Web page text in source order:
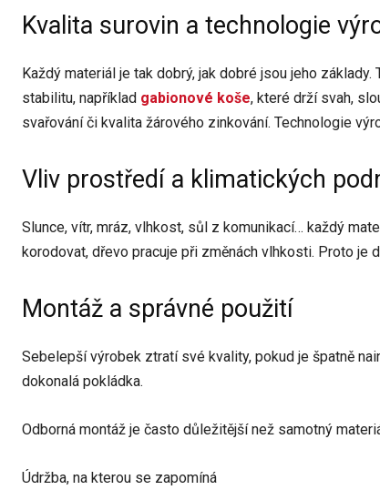
Kvalita surovin a technologie
Každý materiál je tak dobrý, jak dobré jsou jeho
stabilitu, například gabionové koše, které drží svah,
svařování či kvalita žárového zinkování. Technologie
Vliv prostředí a klimatických
Slunce, vítr, mráz, vlhkost, sůl z komunikací… každý
korodovat, dřevo pracuje při změnách vlhkosti. Proto
Montáž a správné použití
Sebelepší výrobek ztratí své kvality, pokud je špatně
dokonalá pokládka.
Odborná montáž je často důležitější než samotný
Údržba, na kterou se zapomíná